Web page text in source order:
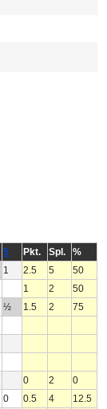
5 Pkt. Spl.
%
1 2.5 5
50
1 2
50
½ 1.5 2
75
0 2
0
0 0.5 4
12.5